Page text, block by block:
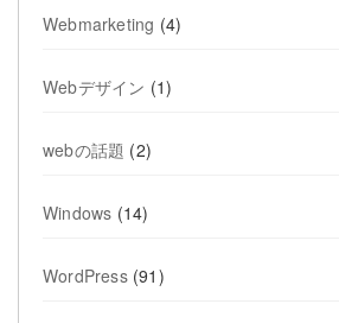
Webmarketing (4)
Webデザイン (1)
webの話題 (2)
Windows (14)
WordPress(91)